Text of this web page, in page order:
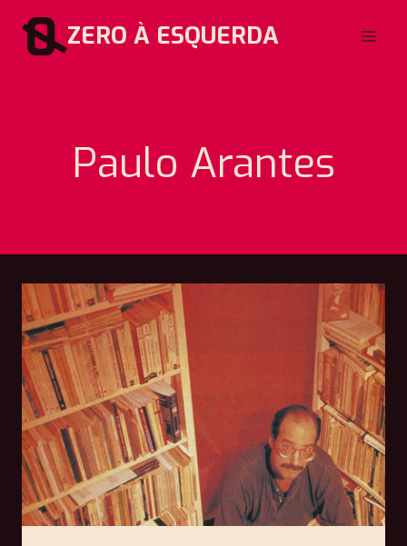
para
ZERO À ESQUERDA
Paulo Arantes